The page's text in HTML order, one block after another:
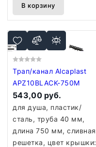
В корзину
Трап/канал Alcaplast
APZ10BLACK-750M
543,00 руб.
для душа, пластик/
сталь, труба 40 мм,
длина 750 мм, сливная
решетка, цвет крышки: